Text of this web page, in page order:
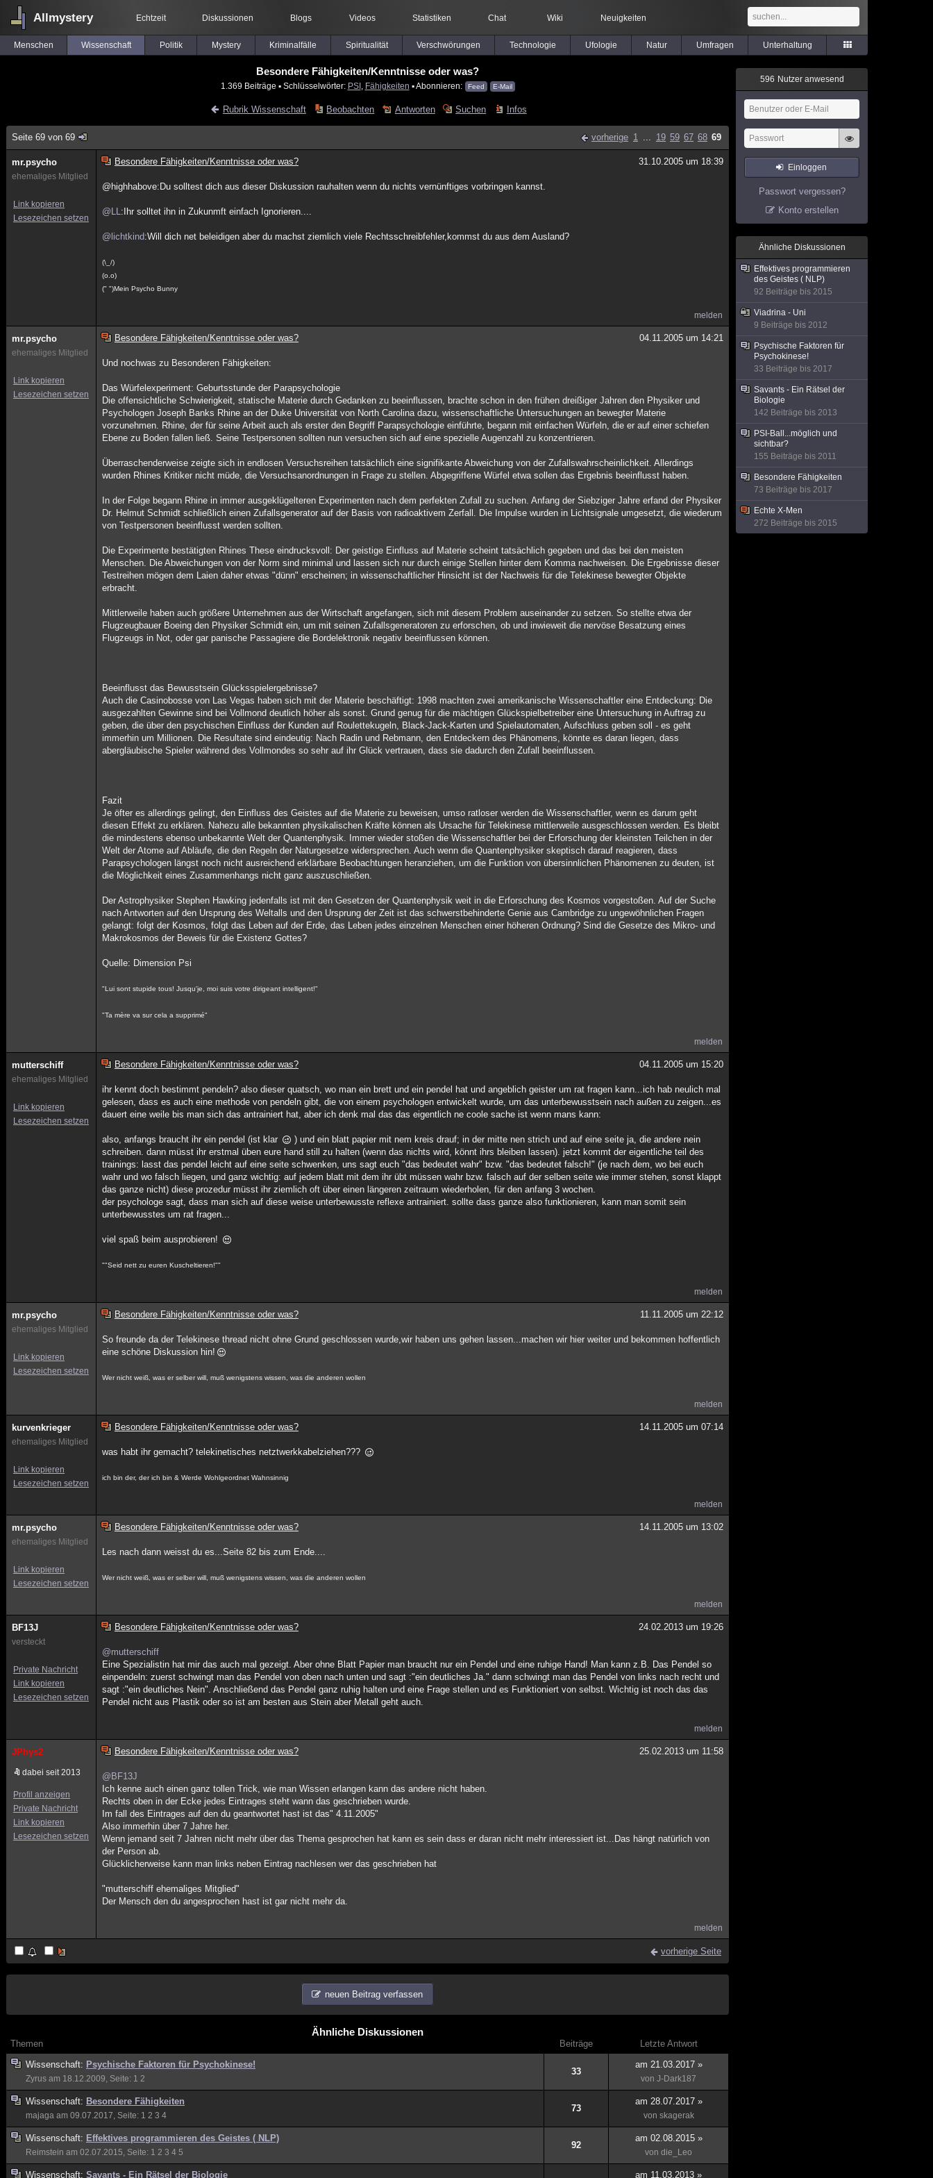
Allmystery Echtzeit Diskussionen Blogs Videos Statistiken Chat Wiki Neuigkeiten
Menschen Wissenschaft Politik Mystery Kriminalfälle Spiritualität Verschwörungen Technologie Ufologie Natur Umfragen Unterhaltung
Besondere Fähigkeiten/Kenntnisse oder was?
1.369 Beiträge ▪ Schlüsselwörter: PSI, Fähigkeiten ▪ Abonnieren: Feed E-Mail
Rubrik Wissenschaft Beobachten Antworten Suchen Infos
Seite 69 von 69 vorherige 1 ... 19 59 67 68 69
mr.psycho
ehemaliges Mitglied
Link kopieren
Lesezeichen setzen
Besondere Fähigkeiten/Kenntnisse oder was? 31.10.2005 um 18:39
@highhabove:Du solltest dich aus dieser Diskussion rauhalten wenn du nichts vernünftiges vorbringen kannst.
@LL:Ihr solltet ihn in Zukunmft einfach Ignorieren....
@lichtkind:Will dich net beleidigen aber du machst ziemlich viele Rechtsschreibfehler,kommst du aus dem Ausland?
(\_/)
(o.o)
(" ")Mein Psycho Bunny
melden
mr.psycho
ehemaliges Mitglied
Link kopieren
Lesezeichen setzen
Besondere Fähigkeiten/Kenntnisse oder was? 04.11.2005 um 14:21
Und nochwas zu Besonderen Fähigkeiten:
Das Würfelexperiment: Geburtsstunde der Parapsychologie
Die offensichtliche Schwierigkeit, statische Materie durch Gedanken zu beeinflussen, brachte schon in den frühen dreißiger Jahren den Physiker und
Psychologen Joseph Banks Rhine an der Duke Universität von North Carolina dazu, wissenschaftliche Untersuchungen an bewegter Materie
vorzunehmen. Rhine, der für seine Arbeit auch als erster den Begriff Parapsychologie einführte, begann mit einfachen Würfeln, die er auf einer schiefen
Ebene zu Boden fallen ließ. Seine Testpersonen sollten nun versuchen sich auf eine spezielle Augenzahl zu konzentrieren.
Überraschenderweise zeigte sich in endlosen Versuchsreihen tatsächlich eine signifikante Abweichung von der Zufallswahrscheinlichkeit. Allerdings
wurden Rhines Kritiker nicht müde, die Versuchsanordnungen in Frage zu stellen. Abgegriffene Würfel etwa sollen das Ergebnis beeinflusst haben.
In der Folge begann Rhine in immer ausgeklügelteren Experimenten nach dem perfekten Zufall zu suchen. Anfang der Siebziger Jahre erfand der Physiker
Dr. Helmut Schmidt schließlich einen Zufallsgenerator auf der Basis von radioaktivem Zerfall. Die Impulse wurden in Lichtsignale umgesetzt, die wiederum
von Testpersonen beeinflusst werden sollten.
Die Experimente bestätigten Rhines These eindrucksvoll: Der geistige Einfluss auf Materie scheint tatsächlich gegeben und das bei den meisten
Menschen. Die Abweichungen von der Norm sind minimal und lassen sich nur durch einige Stellen hinter dem Komma nachweisen. Die Ergebnisse dieser
Testreihen mögen dem Laien daher etwas "dünn" erscheinen; in wissenschaftlicher Hinsicht ist der Nachweis für die Telekinese bewegter Objekte
erbracht.
Mittlerweile haben auch größere Unternehmen aus der Wirtschaft angefangen, sich mit diesem Problem auseinander zu setzen. So stellte etwa der
Flugzeugbauer Boeing den Physiker Schmidt ein, um mit seinen Zufallsgeneratoren zu erforschen, ob und inwieweit die nervöse Besatzung eines
Flugzeugs in Not, oder gar panische Passagiere die Bordelektronik negativ beeinflussen können.
Beeinflusst das Bewusstsein Glücksspielergebnisse?
Auch die Casinobosse von Las Vegas haben sich mit der Materie beschäftigt: 1998 machten zwei amerikanische Wissenschaftler eine Entdeckung: Die
ausgezahlten Gewinne sind bei Vollmond deutlich höher als sonst. Grund genug für die mächtigen Glückspielbetreiber eine Untersuchung in Auftrag zu
geben, die über den psychischen Einfluss der Kunden auf Roulettekugeln, Black-Jack-Karten und Spielautomaten, Aufschluss geben soll - es geht
immerhin um Millionen. Die Resultate sind eindeutig: Nach Radin und Rebmann, den Entdeckern des Phänomens, könnte es daran liegen, dass
abergläubische Spieler während des Vollmondes so sehr auf ihr Glück vertrauen, dass sie dadurch den Zufall beeinflussen.
Fazit
Je öfter es allerdings gelingt, den Einfluss des Geistes auf die Materie zu beweisen, umso ratloser werden die Wissenschaftler, wenn es darum geht
diesen Effekt zu erklären. Nahezu alle bekannten physikalischen Kräfte können als Ursache für Telekinese mittlerweile ausgeschlossen werden. Es bleibt
die mindestens ebenso unbekannte Welt der Quantenphysik. Immer wieder stoßen die Wissenschaftler bei der Erforschung der kleinsten Teilchen in der
Welt der Atome auf Abläufe, die den Regeln der Naturgesetze widersprechen. Auch wenn die Quantenphysiker skeptisch darauf reagieren, dass
Parapsychologen längst noch nicht ausreichend erklärbare Beobachtungen heranziehen, um die Funktion von übersinnlichen Phänomenen zu deuten, ist
die Möglichkeit eines Zusammenhangs nicht ganz auszuschließen.
Der Astrophysiker Stephen Hawking jedenfalls ist mit den Gesetzen der Quantenphysik weit in die Erforschung des Kosmos vorgestoßen. Auf der Suche
nach Antworten auf den Ursprung des Weltalls und den Ursprung der Zeit ist das schwerstbehinderte Genie aus Cambridge zu ungewöhnlichen Fragen
gelangt: folgt der Kosmos, folgt das Leben auf der Erde, das Leben jedes einzelnen Menschen einer höheren Ordnung? Sind die Gesetze des Mikro- und
Makrokosmos der Beweis für die Existenz Gottes?
Quelle: Dimension Psi
"Lui sont stupide tous! Jusqu'je, moi suis votre dirigeant intelligent!"
"Ta mère va sur cela a supprimé"
melden
mutterschiff
ehemaliges Mitglied
Link kopieren
Lesezeichen setzen
Besondere Fähigkeiten/Kenntnisse oder was? 04.11.2005 um 15:20
ihr kennt doch bestimmt pendeln? also dieser quatsch, wo man ein brett und ein pendel hat und angeblich geister um rat fragen kann...ich hab neulich mal
gelesen, dass es auch eine methode von pendeln gibt, die von einem psychologen entwickelt wurde, um das unterbewusstsein nach außen zu zeigen...es
dauert eine weile bis man sich das antrainiert hat, aber ich denk mal das das eigentlich ne coole sache ist wenn mans kann:
also, anfangs braucht ihr ein pendel (ist klar
) und ein blatt papier mit nem kreis drauf; in der mitte nen strich und auf eine seite ja, die andere nein
schreiben. dann müsst ihr erstmal üben eure hand still zu halten (wenn das nichts wird, könnt ihrs bleiben lassen). jetzt kommt der eigentliche teil des
trainings: lasst das pendel leicht auf eine seite schwenken, uns sagt euch "das bedeutet wahr" bzw. "das bedeutet falsch!" (je nach dem, wo bei euch
wahr und wo falsch liegen, und ganz wichtig: auf jedem blatt mit dem ihr übt müssen wahr bzw. falsch auf der selben seite wie immer stehen, sonst klappt
das ganze nicht) diese prozedur müsst ihr ziemlich oft über einen längeren zeitraum wiederholen, für den anfang 3 wochen.
der psychologe sagt, dass man sich auf diese weise unterbewusste reflexe antrainiert. sollte dass ganze also funktionieren, kann man somit sein
unterbewusstes um rat fragen...
viel spaß beim ausprobieren!
""Seid nett zu euren Kuscheltieren!""
melden
mr.psycho
ehemaliges Mitglied
Link kopieren
Lesezeichen setzen
Besondere Fähigkeiten/Kenntnisse oder was? 11.11.2005 um 22:12
So freunde da der Telekinese thread nicht ohne Grund geschlossen wurde,wir haben uns gehen lassen...machen wir hier weiter und bekommen hoffentlich
eine schöne Diskussion hin!
Wer nicht weiß, was er selber will, muß wenigstens wissen, was die anderen wollen
melden
kurvenkrieger
ehemaliges Mitglied
Link kopieren
Lesezeichen setzen
Besondere Fähigkeiten/Kenntnisse oder was? 14.11.2005 um 07:14
was habt ihr gemacht? telekinetisches netztwerkkabelziehen???
ich bin der, der ich bin & Werde Wohlgeordnet Wahnsinnig
melden
mr.psycho
ehemaliges Mitglied
Link kopieren
Lesezeichen setzen
Besondere Fähigkeiten/Kenntnisse oder was? 14.11.2005 um 13:02
Les nach dann weisst du es...Seite 82 bis zum Ende....
Wer nicht weiß, was er selber will, muß wenigstens wissen, was die anderen wollen
melden
BF13J
versteckt
Private Nachricht
Link kopieren
Lesezeichen setzen
Besondere Fähigkeiten/Kenntnisse oder was? 24.02.2013 um 19:26
@mutterschiff
Eine Spezialistin hat mir das auch mal gezeigt. Aber ohne Blatt Papier man braucht nur ein Pendel und eine ruhige Hand! Man kann z.B. Das Pendel so
einpendeln: zuerst schwingt man das Pendel von oben nach unten und sagt :"ein deutliches Ja." dann schwingt man das Pendel von links nach recht und
sagt :"ein deutliches Nein". Anschließend das Pendel ganz ruhig halten und eine Frage stellen und es Funktioniert von selbst. Wichtig ist noch das das
Pendel nicht aus Plastik oder so ist am besten aus Stein aber Metall geht auch.
melden
JPhys2
dabei seit 2013
Profil anzeigen
Private Nachricht
Link kopieren
Lesezeichen setzen
Besondere Fähigkeiten/Kenntnisse oder was? 25.02.2013 um 11:58
@BF13J
Ich kenne auch einen ganz tollen Trick, wie man Wissen erlangen kann das andere nicht haben.
Rechts oben in der Ecke jedes Eintrages steht wann das geschrieben wurde.
Im fall des Eintrages auf den du geantwortet hast ist das" 4.11.2005"
Also immerhin über 7 Jahre her.
Wenn jemand seit 7 Jahren nicht mehr über das Thema gesprochen hat kann es sein dass er daran nicht mehr interessiert ist...Das hängt natürlich von
der Person ab.
Glücklicherweise kann man links neben Eintrag nachlesen wer das geschrieben hat
"mutterschiff ehemaliges Mitglied"
Der Mensch den du angesprochen hast ist gar nicht mehr da.
melden
vorherige Seite
neuen Beitrag verfassen
Ähnliche Diskussionen
Themen Beiträge
Letzte Antwort
Wissenschaft: Psychische Faktoren für Psychokinese!
Zyrus am 18.12.2009, Seite: 1 2
33
am 21.03.2017 »
von J-Dark187
Wissenschaft: Besondere Fähigkeiten
majaga am 09.07.2017, Seite: 1 2 3 4
73
am 28.07.2017 »
von skagerak
Wissenschaft: Effektives programmieren des Geistes ( NLP)
Reimstein am 02.07.2015, Seite: 1 2 3 4 5
92
am 02.08.2015 »
von die_Leo
Wissenschaft: Savants - Ein Rätsel der Biologie am 11.03.2013 »
596 Nutzer anwesend
Einloggen
Passwort vergessen?
Konto erstellen
Ähnliche Diskussionen
Effektives programmieren
des Geistes ( NLP)
92 Beiträge bis 2015
Viadrina - Uni
9 Beiträge bis 2012
Psychische Faktoren für
Psychokinese!
33 Beiträge bis 2017
Savants - Ein Rätsel der
Biologie
142 Beiträge bis 2013
PSI-Ball...möglich und
sichtbar?
155 Beiträge bis 2011
Besondere Fähigkeiten
73 Beiträge bis 2017
Echte X-Men
272 Beiträge bis 2015